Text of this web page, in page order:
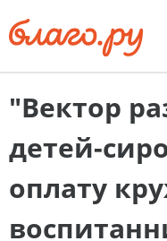
"Вектор
детей-
оплату